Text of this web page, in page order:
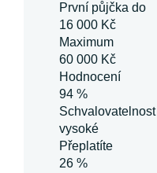
První půjčka do
16 000 Kč
Maximum
60 000 Kč
Hodnocení
94 %
Schvalovatelnost
vysoké
Přeplatíte
26 %